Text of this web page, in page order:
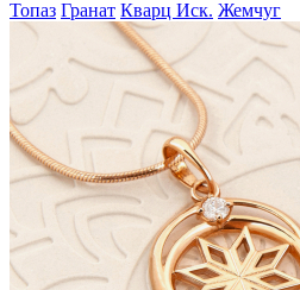
Топаз Гранат Кварц Иск. Жемчуг